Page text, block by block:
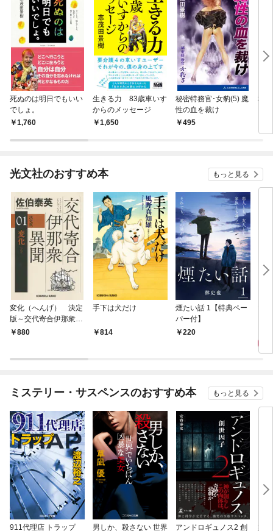
死ぬのは明日でもいい
でしょ。
1,760
生きる力 83歳車いす
からのメッセージ
1,650
秘密特務官･女豹(5) 魔
性の血を裁け
495
秘
光文社のおすすめ本 もっと見る
変化（へんげ） 決定
版～交代寄合伊那衆異
聞（1）～
880
手下は犬だけ
814
煙たい話 1【特典ペー
パー付】
220
ミステリー・サスペンスのおすすめ本 もっと見る
911代理店 トラップ 男しか、殺さない 世界 アンドロギュノス2 創 姐